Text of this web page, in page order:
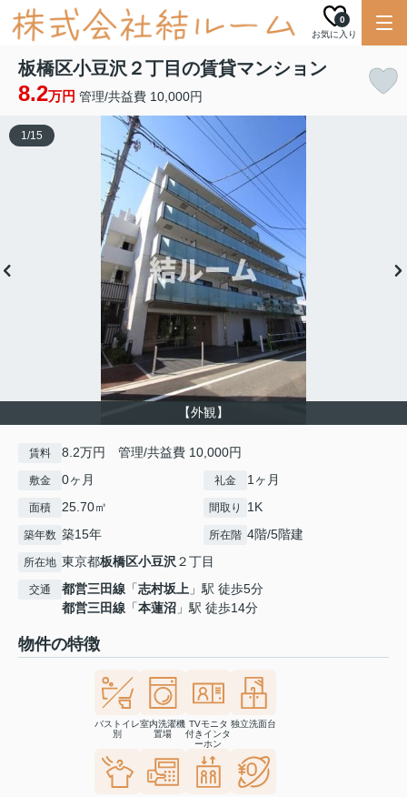
お気に入り
0
板橋区小豆沢２丁目の賃貸マンション
8.2万円 管理/共益費 10,000円
【外観】
1/15
賃料 8.2万円 管理/共益費 10,000円
敷金 0ヶ月 礼金 1ヶ月
面積 25.70㎡ 間取り 1K
築年数 築15年 所在階 4階/5階建
所在地 東京都板橋区小豆沢２丁目
交通 都営三田線 「志村坂上 」駅 徒歩5分
都営三田線 「本蓮沼 」駅 徒歩14分
物件の特徴
バストイレ
別
室内洗濯機
置場
TVモニタ
付きインタ
ーホン
独立洗面台